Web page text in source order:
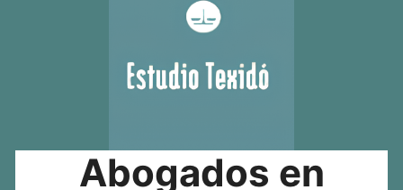
Abogados en